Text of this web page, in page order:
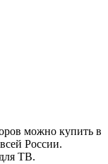
можно купить в
России.
ТВ.